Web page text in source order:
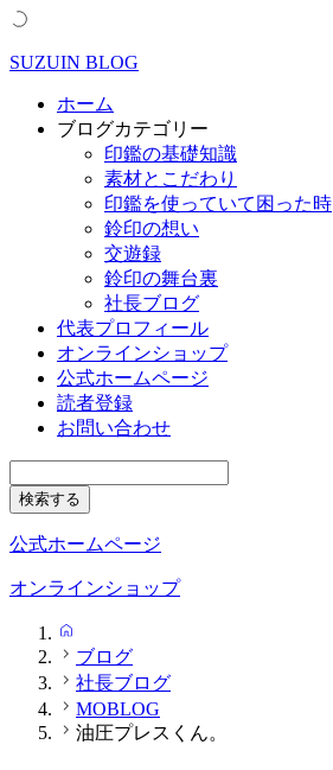
SUZUIN BLOG
ホーム
ブログカテゴリー
印鑑の基礎知識
素材とこだわり
印鑑を使っていて困った時
鈴印の想い
交遊録
鈴印の舞台裏
社長ブログ
代表プロフィール
オンラインショップ
公式ホームページ
読者登録
お問い合わせ
公式ホームページ
オンラインショップ
ブログ
社長ブログ
MOBLOG
油圧プレスくん。